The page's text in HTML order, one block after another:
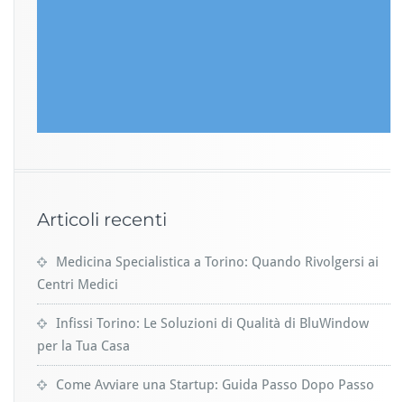
Articoli recenti
Medicina Specialistica a Torino: Quando Rivolgersi ai
Centri Medici
Infissi Torino: Le Soluzioni di Qualità di BluWindow
per la Tua Casa
Come Avviare una Startup: Guida Passo Dopo Passo